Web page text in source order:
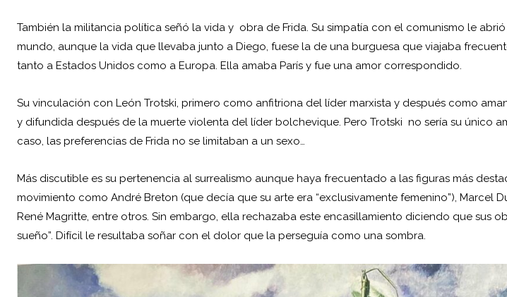
También la militancia política señó la vida y obra de Frida. Su simpatía con el comunismo le
mundo, aunque la vida que llevaba junto a Diego, fuese la de una burguesa que viajaba
tanto a Estados Unidos como a Europa. Ella amaba París y fue una amor correspondido.
Su vinculación con León Trotski, primero como anfitriona del líder marxista y después como
y difundida después de la muerte violenta del líder bolchevique. Pero Trotski no sería su único
caso, las preferencias de Frida no se limitaban a un sexo…
Más discutible es su pertenencia al surrealismo aunque haya frecuentado a las figuras más
movimiento como André Breton (que decía que su arte era “exclusivamente femenino”), Marcel
René Magritte, entre otros. Sin embargo, ella rechazaba este encasillamiento diciendo que sus
sueño”. Difícil le resultaba soñar con el dolor que la perseguía como una sombra.